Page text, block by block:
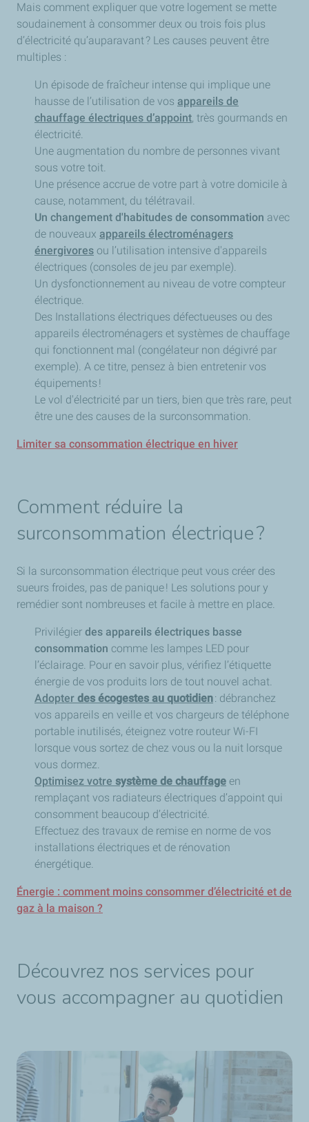
Mais comment expliquer que votre logement se mette
soudainement à consommer deux ou trois fois plus
d’électricité qu’auparavant ? Les causes peuvent être
multiples :
Un épisode de fraîcheur intense qui implique une
hausse de l’utilisation de vos appareils de
chauffage électriques d’appoint, très gourmands en
électricité.
Une augmentation du nombre de personnes vivant
sous votre toit.
Une présence accrue de votre part à votre domicile à
cause, notamment, du télétravail.
Un changement d'habitudes de consommation avec
de nouveaux appareils électroménagers
énergivores ou l’utilisation intensive d'appareils
électriques (consoles de jeu par exemple).
Un dysfonctionnement au niveau de votre compteur
électrique.
Des Installations électriques défectueuses ou des
appareils électroménagers et systèmes de chauffage
qui fonctionnent mal (congélateur non dégivré par
exemple). A ce titre, pensez à bien entretenir vos
équipements !
Le vol d'électricité par un tiers, bien que très rare, peut
être une des causes de la surconsommation.
Limiter sa consommation électrique en hiver
Comment réduire la
surconsommation électrique ?
Si la surconsommation électrique peut vous créer des
sueurs froides, pas de panique ! Les solutions pour y
remédier sont nombreuses et facile à mettre en place.
Privilégier des appareils électriques basse
consommation comme les lampes LED pour
l’éclairage. Pour en savoir plus, vérifiez l’étiquette
énergie de vos produits lors de tout nouvel achat.
Adopter des écogestes au quotidien: débranchez
vos appareils en veille et vos chargeurs de téléphone
portable inutilisés, éteignez votre routeur Wi-FI
lorsque vous sortez de chez vous ou la nuit lorsque
vous dormez.
Optimisez votre système de chauffage en
remplaçant vos radiateurs électriques d’appoint qui
consomment beaucoup d’électricité.
Effectuez des travaux de remise en norme de vos
installations électriques et de rénovation
énergétique.
Énergie : comment moins consommer d’électricité et de
gaz à la maison ?
Découvrez nos services pour
vous accompagner au quotidien